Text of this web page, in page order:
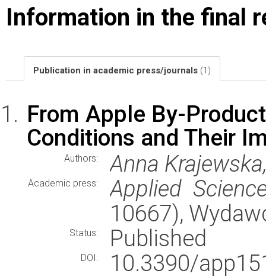
Information in the final
Publication in academic press/journals (1)
From Apple By-
Conditions and Their
Authors: Anna
Academic press:
Applied
10667),
Status: Published
DOI: 10.3390/